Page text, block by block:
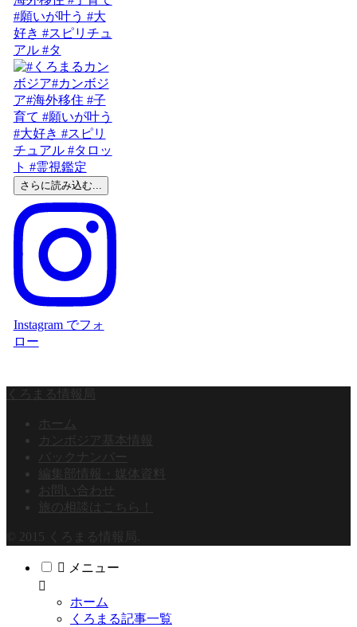
#願いが叶う #大
好き #スピリチュ
アル #タ
さらに読み込む...
Instagram でフォ
ロー
くろまる情報局
ホーム
カンボジア基本情報
バックナンバー
編集部情報・媒体資料
お問い合わせ
旅の相談はこちら！
© 2015 くろまる情報局.
メニュー
ホーム
くろまる記事一覧